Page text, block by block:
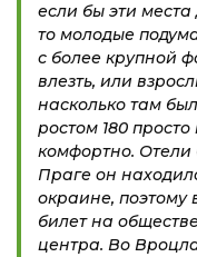
если бы эти
то молодые
с более крупной
влезть, или
насколько там
ростом 180
комфортно. Отели
Праге он
окраине, поэтому
билет на
центра. Во